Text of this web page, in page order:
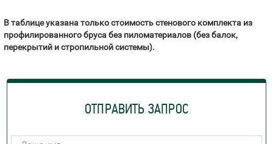
В таблице указана только стоимость стенового комплекта из
профилированного бруса без пиломатериалов (без балок,
перекрытий и стропильной системы).
ОТПРАВИТЬ ЗАПРОС